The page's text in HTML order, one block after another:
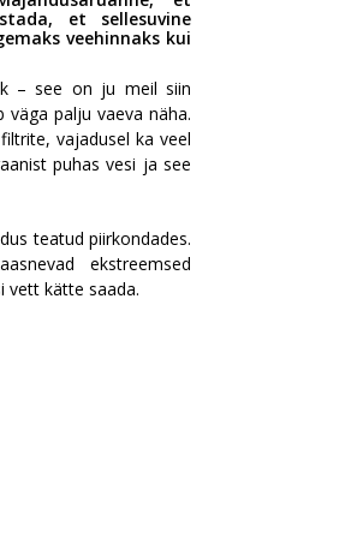
et sellesuvine
veehinnaks kui
– see on ju meil siin
palju vaeva näha.
vajadusel ka veel
puhas vesi ja see
teatud piirkondades.
ekstreemsed
vett kätte saada.